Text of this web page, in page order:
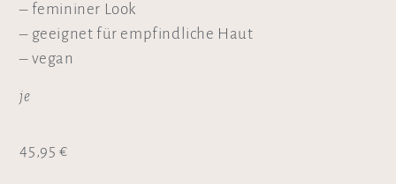
– femininer Look
– geeignet für empfindliche Haut
– vegan
je
45,95 €